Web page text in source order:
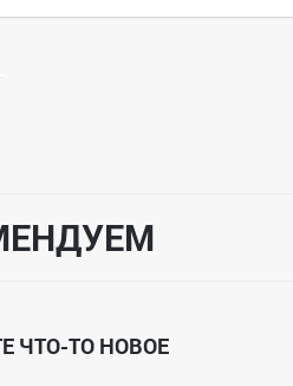
- Воронеж
ЧТО-ТО НОВОЕ